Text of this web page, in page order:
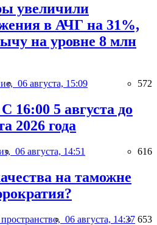
увеличили
в АЧГ на 31%,
на уровне 8 млн
06 августа, 15:09 572
16:00 5 августа до
2026 года
06 августа, 14:51 616
на таможне
06 августа, 14:37 653